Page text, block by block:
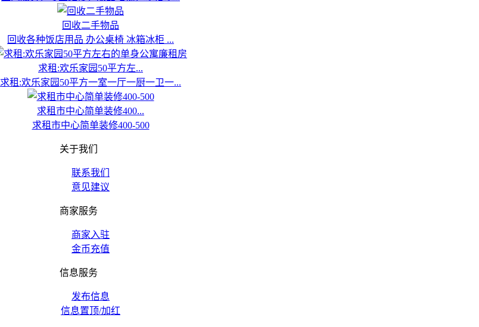
回收二手物品
回收各种饭店用品 办公桌椅 冰箱冰柜 ...
求租:欢乐家园50平方左...
求租:欢乐家园50平方一室一厅一厨一卫一...
求租市中心简单装修400...
求租市中心简单装修400-500
关于我们
联系我们
意见建议
商家服务
商家入驻
金币充值
信息服务
发布信息
信息置顶/加红